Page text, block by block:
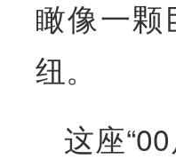
瞰像一颗
纽。
这座